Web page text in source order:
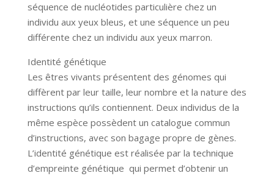
séquence de nucléotides particulière chez un
individu aux yeux bleus, et une séquence un peu
différente chez un individu aux yeux marron.
Identité génétique
Les êtres vivants présentent des génomes qui
diffèrent par leur taille, leur nombre et la nature des
instructions qu’ils contiennent. Deux individus de la
même espèce possèdent un catalogue commun
d’instructions, avec son bagage propre de gènes.
L’identité génétique est réalisée par la technique
d’empreinte génétique qui permet d’obtenir un